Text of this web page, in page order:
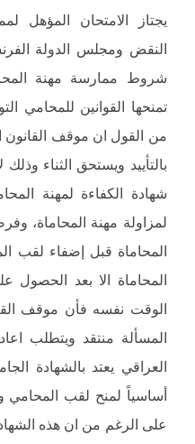
يجتاز الامتحان المؤهل
شروط ممارسة مهنة
تمنحها القوانين للمحامي
من القول ان موقف القانون
بالتأييد ويستحق الثناء
شهادة الكفاءة لمهنة
لمزاولة مهنة المحاماة،
المحاماة قبل إضفاء لقب
المحاماة الا بعد الحصول
الوقت نفسه فأن موقف
المسألة منتقد ويتطلب
العراقي يعتد بالشهادة
أساسياً لمنح لقب المحامي
على الرغم من ان هذه